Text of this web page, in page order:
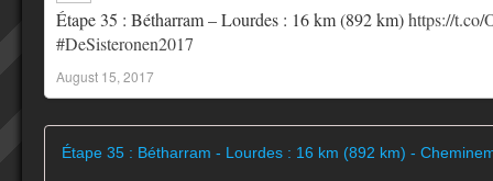
Étape 35 : Bétharram – Lourdes : 16 km (892 km)https://
#DeSisteronen2017
August 15, 2017